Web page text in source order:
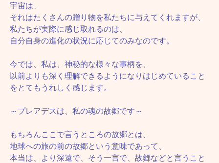
宇宙は、
それはたくさんの贈り物を私たちに与えてくれますが、
私たちが実際に感じ取れるのは、
自分自身の進化の状況に応じてのみなのです。
今では、私は、神秘的な様々な事柄を、
以前よりも深く理解できるようになりはじめていること
をとてもうれしく感じます。
～プレアデスは、私の魂の故郷です～
もちろんここで言うところの故郷とは、
地球への旅の前の故郷という意味であって、
本当は、より深遠で、そう一言で、故郷などと言うこと